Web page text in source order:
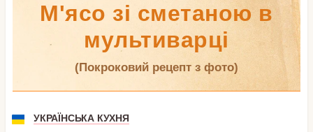
М'ясо зі сметаною в
мультиварці
(покроковий рецепт з фото)
УКРАЇНСЬКА КУХНЯ